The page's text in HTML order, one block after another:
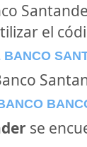
el
se